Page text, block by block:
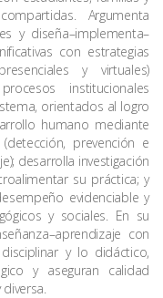
Argumenta
y diseña–implementa–
con estrategias
y virtuales)
institucionales
orientados al logro
humano mediante
prevención e
desarrolla investigación
su práctica; y
evidenciable y
y sociales. En su
con
y lo didáctico,
y aseguran calidad